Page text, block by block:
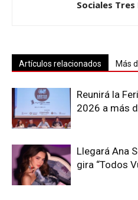
Sociales
Artículos relacionados Más
Reunirá la
2026 a más
Llegará Ana
gira “Todos